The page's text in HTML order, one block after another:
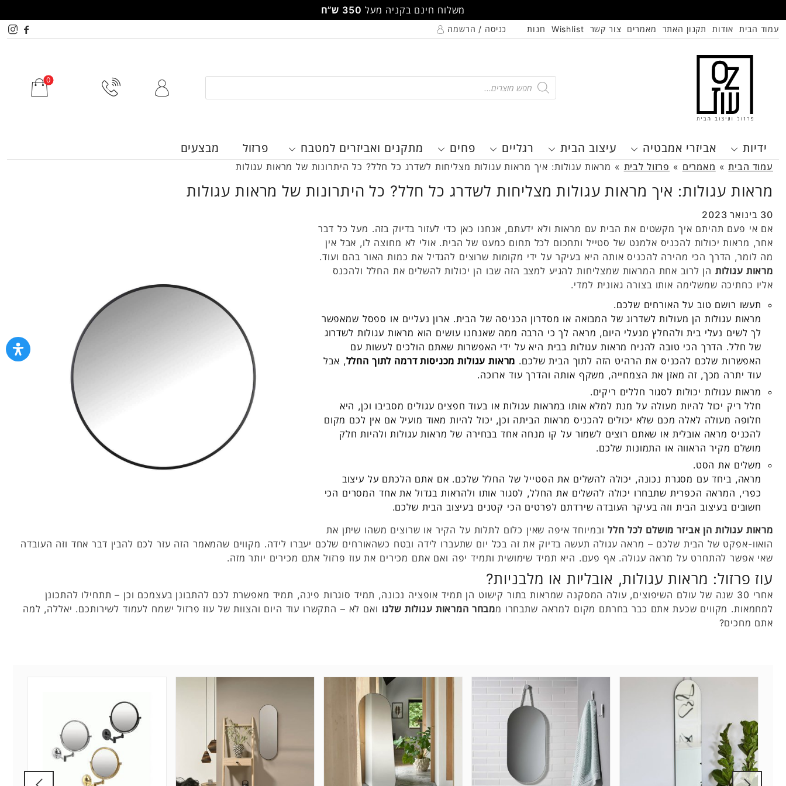
ידיות אביזרי אמבטיה עיצוב הבית רגליים פחים מתקנים ואביזרים למטבח פרזול מבצעים
Products
search
עמוד הבית אודות תקנון האתר מאמרים צור קשר Wishlist חנות כניסה / הרשמה
משלוח חינם בקניה מעל 350 ש”ח
עמוד הבית» מאמרים » פרזול לבית » מראות עגולות: איך מראות עגולות מצליחות לשדרג כל חלל? כל היתרונות של מראות עגולות
מראות עגולות: איך מראות עגולות מצליחות לשדרג כל חלל? כל היתרונות של מראות עגולות
30 בינואר 2023
אם אי פעם תהיתם איך מקשטים את הבית עם מראות ולא ידעתם, אנחנו כאן כדי לעזור בדיוק בזה. מעל כל דבר
אחר, מראות יכולות להכניס אלמנט של סטייל ותחכום לכל תחום כמעט של הבית. אולי לא מחוצה לו, אבל אין
מה לומר, הדרך הכי מהירה להכניס אותה היא בעיקר על ידי מקומות שרוצים להגדיל את כמות האור בהם ועוד.
מראות עגולות הן לרוב אחת המראות שמצליחות להגיע למצב הזה שבו הן יכולות להשלים את החלל ולהכנס
אליו כחתיכה שמשלימה אותו בצורה גאונית למדי.
תעשו רושם טוב על האורחים שלכם.
מראות עגולות הן מעולות לשדרוג של המבואה או מסדרון הכניסה של הבית. ארון נעליים או ספסל שמאפשר
לך לשים נעלי בית ולהחלץ מנעלי היום, מראה לך כי הרבה ממה שאנחנו עושים הוא מראות עגולות לשדרוג
של חלל. הדרך הכי טובה להניח מראות עגולות בבית היא על ידי האפשרות שאתם הולכים לעשות עם
האפשרות שלכם להכניס את הרהיט הזה לתוך הבית שלכם. מראות עגולות מכניסות דרמה לתוך החלל, אבל
עוד יתרה מכך, זה מאזן את הצמחייה, משקף אותה והדרך עוד ארוכה.
מראות עגולות יכולות לסגור חללים ריקים.
חלל ריק יכול להיות מעולה על מנת למלא אותו במראות עגולות או בעוד חפצים עגולים מסביבו וכן, היא
חלופה מעולה לאלה מכם שלא יכולים להכניס מראות הביתה וכן, יכול להיות מאוד מועיל אם אין לכם מקום
להכניס מראה אובלית או שאתם רוצים לשמור על קו מנחה אחד בבחירה של מראות עגולות ולהיות חלק
מושלם מקיר הראווה או התמונות שלכם.
משלים את הסט.
מראה, ביחד עם מסגרת נכונה, יכולה להשלים את הסטייל של החלל שלכם. אם אתם הלכתם על עיצוב
כפרי, המראה הכפרית שתבחרו יכולה להשלים את החלל, לסגור אותו ולהראות בגדול את אחד המסרים הכי
חשובים בעיצוב הבית וזה בעיקר העובדה שירדתם לפרטים הכי קטנים בעיצוב הבית שלכם.
מראות עגולות הן אביזר מושלם לכל חללובמיוחד איפה שאין כלום לתלות על הקיר או שרוצים משהו שיתן את
הואוו-אפקט של הבית שלכם – מראה עגולה תעשה בדיוק את זה בכל יום שתעברו לידה ובטח כשהאורחים שלכם יעברו לידה. מקווים שהמאמר הזה עזר לכם להבין דבר אחד וזה העובדה
שאי אפשר להתחרט על מראה עגולה. אף פעם. היא תמיד שימושית ותמיד יפה ואם אתם מכירים את עוז פרזול אתם מכירים יותר מזה.
עוז פרזול: מראות עגולות, אובליות או מלבניות?
אחרי 30 שנה של עולם השיפוצים, עולה המסקנה שמראות בתור קישוט הן תמיד אופציה נכונה, תמיד סוגרות פינה, תמיד מאפשרת לכם להתבונן בעצמכם וכן – תתחילו להתכונן
למחמאות. מקווים שכעת אתם כבר בחרתם מקום למראה שתבחרו ממבחר המראות עגולות שלנו ואם לא – התקשרו עוד היום והצוות של עוז פרזול ישמח לעמוד לשירותכם. יאללה, למה
אתם מחכים?